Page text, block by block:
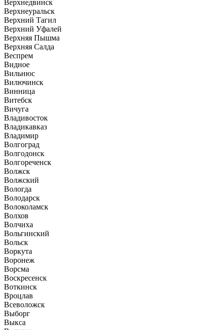
Верхнедвинск
Верхнеуральск
Верхний Тагил
Верхний Уфалей
Верхняя Пышма
Верхняя Салда
Веспрем
Видное
Вильнюс
Вилючинск
Винница
Витебск
Вичуга
Владивосток
Владикавказ
Владимир
Волгоград
Волгодонск
Волгореченск
Волжск
Волжский
Вологда
Володарск
Волоколамск
Волхов
Волчиха
Вольгинский
Вольск
Воркута
Воронеж
Ворсма
Воскресенск
Воткинск
Вроцлав
Всеволожск
Выборг
Выкса